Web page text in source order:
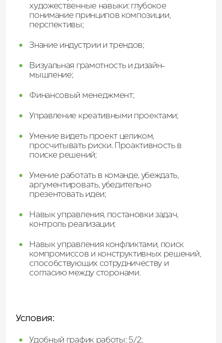
художественные навыки: глубокое
понимание принципов композиции,
перспективы;
Знание индустрии и трендов;
Визуальная грамотность и дизайн-
мышление;
Финансовый менеджмент;
Управление креативными проектами;
Умение видеть проект целиком,
просчитывать риски. Проактивность в
поиске решений;
Умение работать в команде, убеждать,
аргументировать, убедительно
презентовать идеи;
Навык управления, постановки задач,
контроль реализации;
Навык управления конфликтами, поиск
компромиссов и конструктивных решений,
способствующих сотрудничеству и
согласию между сторонами.
Условия:
Удобный график работы: 5/2;